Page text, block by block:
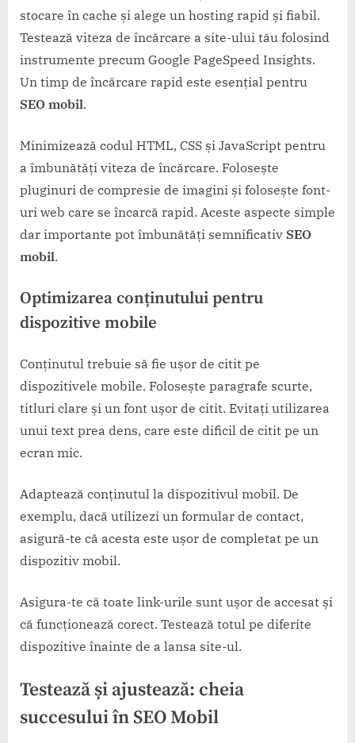
stocare în cache și alege un hosting rapid și fiabil.
Testează viteza de încărcare a site-ului tău folosind
instrumente precum Google PageSpeed Insights.
Un timp de încărcare rapid este esențial pentru
SEO mobil.
Minimizează codul HTML, CSS și JavaScript pentru
a îmbunătăți viteza de încărcare. Folosește
pluginuri de compresie de imagini și folosește font-
uri web care se încarcă rapid. Aceste aspecte simple
dar importante pot îmbunătăți semnificativ SEO
mobil.
Optimizarea conținutului pentru
dispozitive mobile
Conținutul trebuie să fie ușor de citit pe
dispozitivele mobile. Folosește paragrafe scurte,
titluri clare și un font ușor de citit. Evitați utilizarea
unui text prea dens, care este dificil de citit pe un
ecran mic.
Adaptează conținutul la dispozitivul mobil. De
exemplu, dacă utilizezi un formular de contact,
asigură-te că acesta este ușor de completat pe un
dispozitiv mobil.
Asigura-te că toate link-urile sunt ușor de accesat și
că funcționează corect. Testează totul pe diferite
dispozitive înainte de a lansa site-ul.
Testează și ajustează: cheia
succesului în SEO Mobil